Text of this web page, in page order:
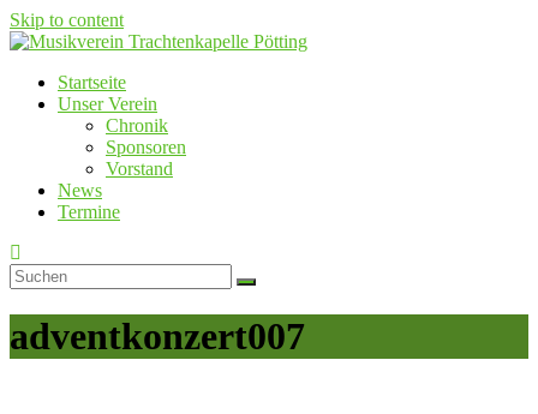
Skip to content
Musikverein Trachtenkapelle Pötting
Startseite
Unser Verein
Chronik
Sponsoren
Vorstand
News
Termine
adventkonzert007